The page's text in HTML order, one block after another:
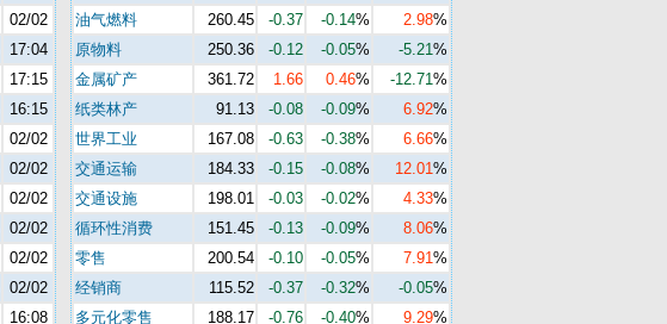
02/02
17:04
17:15
16:15
02/02
02/02
02/02
02/02
02/02
02/02
16:08
油气燃料
260.45 -0.37 -0.14% 2.98%
原物料
250.36 -0.12 -0.05% -5.21%
金属矿产
361.72 1.66 0.46% -12.71%
纸类林产
91.13 -0.08 -0.09% 6.92%
世界工业
167.08 -0.63 -0.38% 6.66%
交通运输
184.33 -0.15 -0.08% 12.01%
交通设施
198.01 -0.03 -0.02% 4.33%
循环性消费
151.45 -0.13 -0.09% 8.06%
零售
200.54 -0.10 -0.05% 7.91%
经销商
115.52 -0.37 -0.32% -0.05%
多元化零售
188.17 -0.76 -0.40% 9.29%